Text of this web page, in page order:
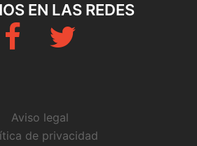
EN LAS REDES
Fb Twitter
Aviso legal
de privacidad